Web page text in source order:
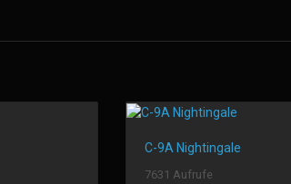
C-9A Nightingale
7631 Aufrufe